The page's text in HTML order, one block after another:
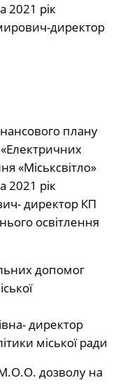
2021 рік
директор
плану
«Міськсвітло»
2021 рік
директор КП
освітлення
допомог
директор
міської ради
дозволу на